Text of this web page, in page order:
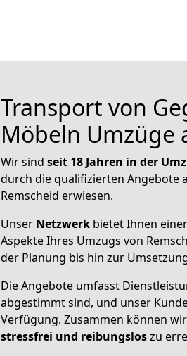
Transport von
Möbeln Umzüge
Wir sind seit 18 Jahren in der
durch die qualifizierten Angebote
Remscheid erwiesen.
Unser Netzwerk bietet Ihnen
Aspekte Ihres Umzugs von
der Planung bis hin zur
Die Angebote umfasst
abgestimmt sind, und unser
Verfügung. Zusammen können
stressfrei und reibungsloszu